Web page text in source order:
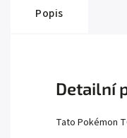
Popis
Detailní
Tato Pokémon